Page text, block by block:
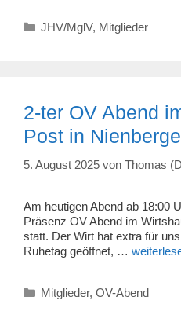
Kategorien
JHV/MglV, Mitglieder
2-ter OV Abend
Post in Nienberge
5. August 2025 von Thomas
Am heutigen Abend ab 18:00
Präsenz OV Abend im
statt. Der Wirt hat extra für
Ruhetag geöffnet, …
Kategorien
Mitglieder, OV-Abend